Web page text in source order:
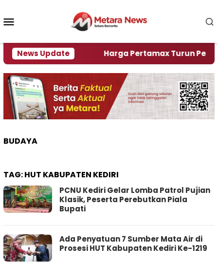
konten
News Update
Krisi Air Harga Pertamax Turun Per Hari
BUDAYA
TAG:HUT KABUPATEN KEDIRI
PCNU Kediri Gelar Lomba Patrol Pujian
Klasik, Peserta Perebutkan Piala
Bupati
Ada Penyatuan 7 Sumber Mata Air di
Prosesi HUT Kabupaten Kediri Ke-1219